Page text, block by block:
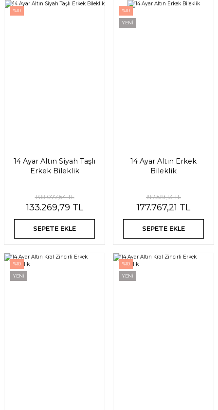
%10
14 Ayar Altın Siyah Taşlı
Erkek Bileklik
148.077,54 TL
133.269,79 TL
SEPETE EKLE
%10
YENİ
14 Ayar Altın Erkek
Bileklik
197.519,13 TL
177.767,21 TL
SEPETE EKLE
%10
YENİ
%10
YENİ